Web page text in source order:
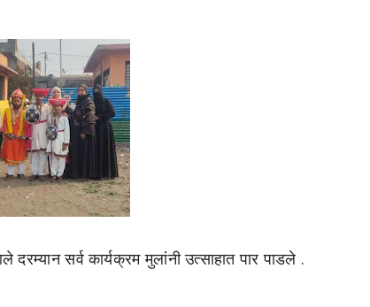
सर्व कार्यक्रम मुलांनी उत्साहात पार पाडले .